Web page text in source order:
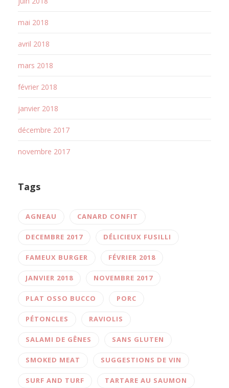
mai 2018
avril 2018
mars 2018
février 2018
janvier 2018
décembre 2017
novembre 2017
Tags
AGNEAU CANARD CONFIT
DECEMBRE 2017 DÉLICIEUX FUSILLI
FAMEUX BURGER FÉVRIER 2018
JANVIER 2018 NOVEMBRE 2017
PLAT OSSO BUCCO PORC
PÉTONCLES RAVIOLIS
SALAMI DE GÊNES SANS GLUTEN
SMOKED MEAT SUGGESTIONS DE VIN
SURF AND TURF TARTARE AU SAUMON